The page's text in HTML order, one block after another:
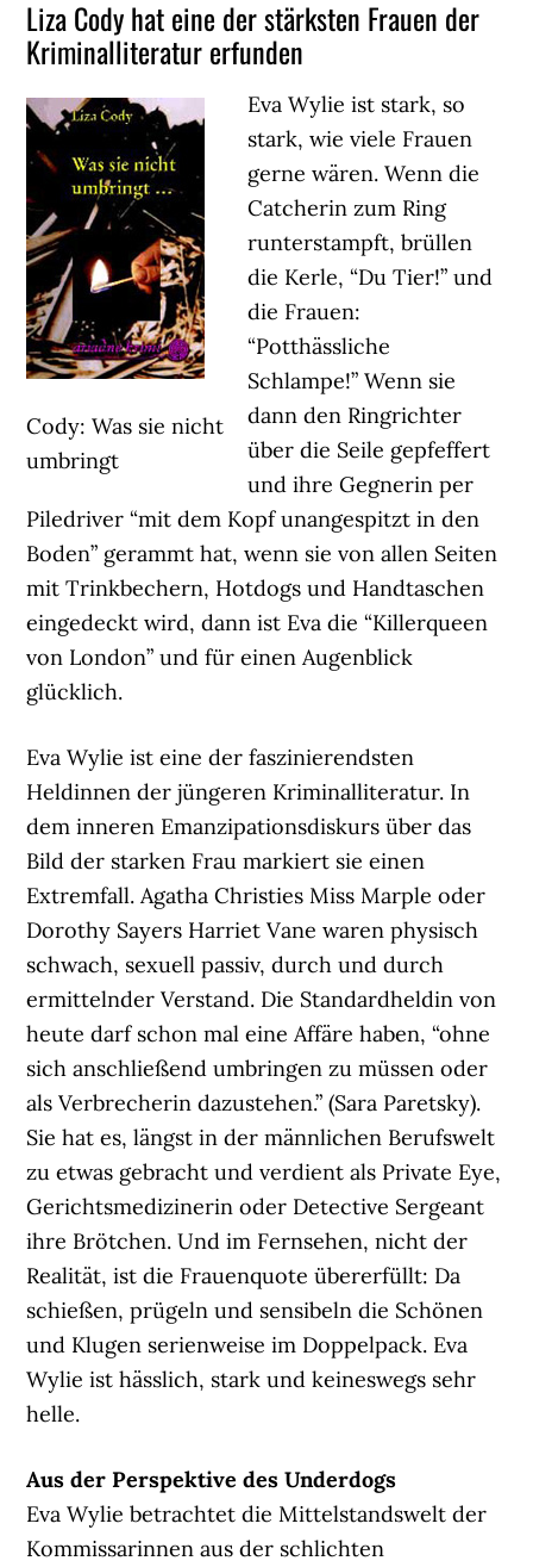
Liza Cody hat eine der stärksten Frauen der
Kriminalliteratur erfunden
Cody: Was sie nicht
umbringt
Eva Wylie ist stark, so
stark, wie viele Frauen
gerne wären. Wenn die
Catcherin zum Ring
runterstampft, brüllen
die Kerle, “Du Tier!” und
die Frauen:
“Potthässliche
Schlampe!” Wenn sie
dann den Ringrichter
über die Seile gepfeffert
und ihre Gegnerin per
Piledriver “mit dem Kopf unangespitzt in den
Boden” gerammt hat, wenn sie von allen Seiten
mit Trinkbechern, Hotdogs und Handtaschen
eingedeckt wird, dann ist Eva die “Killerqueen
von London” und für einen Augenblick
glücklich.
Eva Wylie ist eine der faszinierendsten
Heldinnen der jüngeren Kriminalliteratur. In
dem inneren Emanzipationsdiskurs über das
Bild der starken Frau markiert sie einen
Extremfall. Agatha Christies Miss Marple oder
Dorothy Sayers Harriet Vane waren physisch
schwach, sexuell passiv, durch und durch
ermittelnder Verstand. Die Standardheldin von
heute darf schon mal eine Affäre haben, “ohne
sich anschließend umbringen zu müssen oder
als Verbrecherin dazustehen.” (Sara Paretsky).
Sie hat es, längst in der männlichen Berufswelt
zu etwas gebracht und verdient als Private Eye,
Gerichtsmedizinerin oder Detective Sergeant
ihre Brötchen. Und im Fernsehen, nicht der
Realität, ist die Frauenquote übererfüllt: Da
schießen, prügeln und sensibeln die Schönen
und Klugen serienweise im Doppelpack. Eva
Wylie ist hässlich, stark und keineswegs sehr
helle.
Aus der Perspektive des Underdogs
Eva Wylie betrachtet die Mittelstandswelt der
Kommissarinnen aus der schlichten